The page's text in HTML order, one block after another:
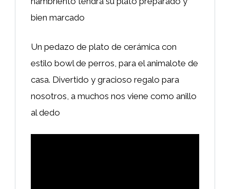
bien marcado
Un pedazo de plato de cerámica con
estilo bowl de perros, para el animalote de
casa. Divertido y gracioso regalo para
nosotros, a muchos nos viene como anillo
al dedo